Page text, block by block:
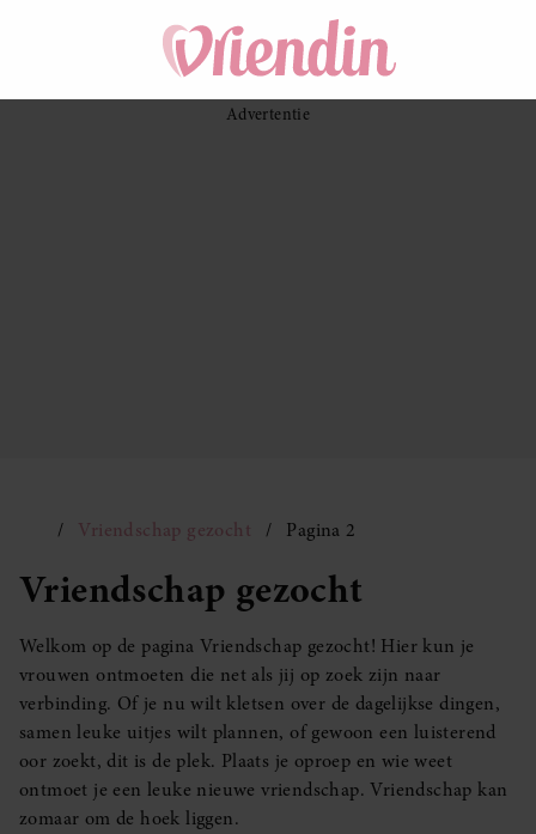
Vriendschap gezocht Pagina 2
Vriendschap gezocht
Welkom op de pagina Vriendschap gezocht! Hier kun je
vrouwen ontmoeten die net als jij op zoek zijn naar
verbinding. Of je nu wilt kletsen over de dagelijkse dingen,
samen leuke uitjes wilt plannen, of gewoon een luisterend
oor zoekt, dit is de plek. Plaats je oproep en wie weet
ontmoet je een leuke nieuwe vriendschap. Vriendschap kan
zomaar om de hoek liggen.